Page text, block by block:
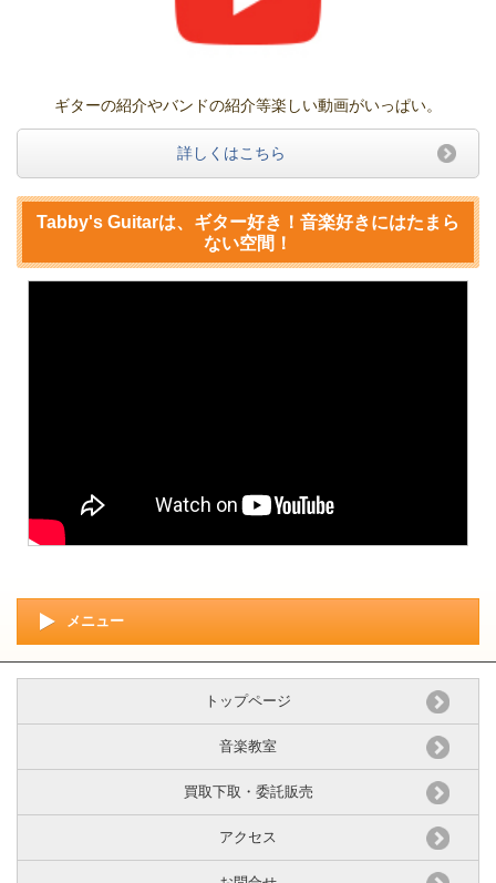
ギターの紹介やバンドの紹介等楽しい動画がいっぱい。
詳しくはこちら
Tabby's Guitarは、ギター好き！音楽好きにはたまら
ない空間！
メニュー
トップページ
音楽教室
買取下取・委託販売
アクセス